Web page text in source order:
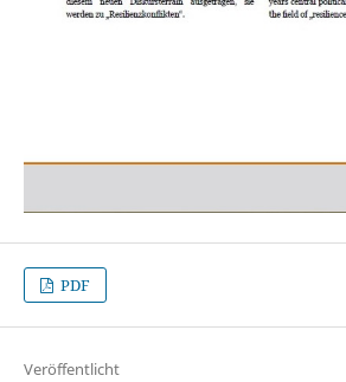
PDF
Veröffentlicht